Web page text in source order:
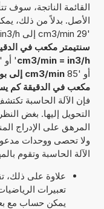
القائمة الناتجة، سوف
الأصل. بدلاً من ذلك،
'29 cm3/min إلى in3/h' أو '100 cm3/min كم يساوي in3/h' أو '43
سنتيمتر مكعب في
cm3/min = in3/h' أو '71
أو '85
cm3/min إلى بوصة مكعبة في الساعة
مكعب في الدقيقة كم
فإن الآلة الحاسبة
التحويل إليها. بغض
المرهق على الإدراج
ولا تحصى ووحدات
الآلة الحاسبة وتقوم
علاوة على ذلك،
تعبيرات